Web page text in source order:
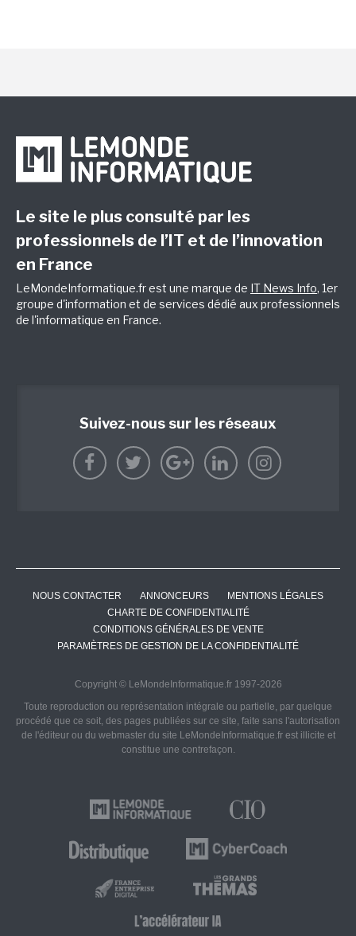
Le site le plus consulté par les
professionnels de l’IT et de l’innovation
en France
LeMondeInformatique.fr est une marque de IT News Info, 1er
groupe d'information et de services dédié aux professionnels
de l'informatique en France.
Suivez-nous sur les réseaux
NOUS CONTACTER ANNONCEURS
MENTIONS LÉGALES
CHARTE DE CONFIDENTIALITÉ
CONDITIONS GÉNÉRALES DE VENTE
PARAMÈTRES DE GESTION DE LA CONFIDENTIALITÉ
Copyright © LeMondeInformatique.fr 1997-2026
Toute reproduction ou représentation intégrale ou partielle, par quelque
procédé que ce soit, des pages publiées sur ce site, faite sans l'autorisation
de l'éditeur ou du webmaster du site LeMondeInformatique.fr est illicite et
constitue une contrefaçon.